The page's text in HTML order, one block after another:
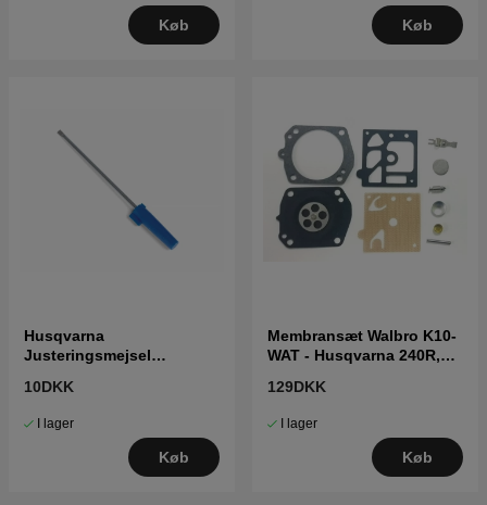
Køb Køb
Husqvarna
Justeringsmejsel
10DKK
I lager
Køb
Membransæt Walbro K10-
WAT - Husqvarna 240R,
129DKK
I lager
Køb